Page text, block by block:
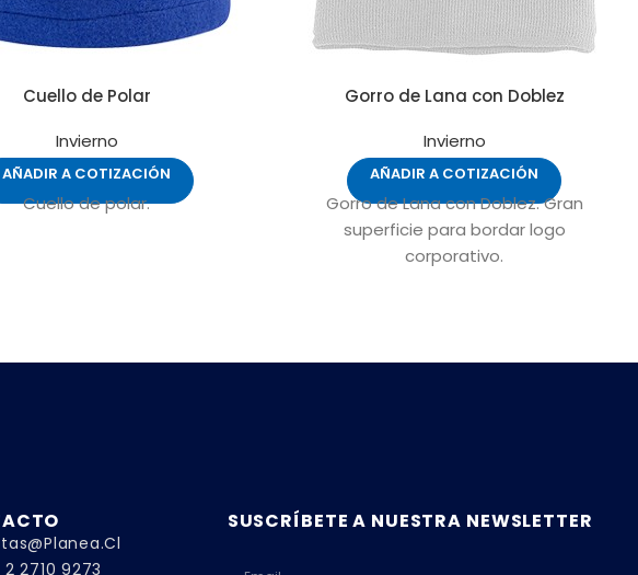
Cuello de Polar
Invierno
AÑADIR A COTIZACIÓN
Cuello de polar.
Gorro de Lana con Doblez
Invierno
AÑADIR A COTIZACIÓN
Gorro de Lana con Doblez. Gran
superficie para bordar logo
corporativo.
2 2710 9273
SUSCRÍBETE A NUESTRA NEWSLETTER